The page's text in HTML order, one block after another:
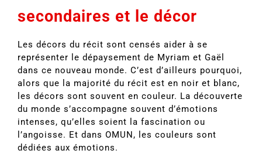
secondaires et le décor
Les décors du récit sont censés aider à se
représenter le dépaysement de Myriam et Gaël
dans ce nouveau monde. C’est d’ailleurs pourquoi,
alors que la majorité du récit est en noir et blanc,
les décors sont souvent en couleur. La découverte
du monde s’accompagne souvent d’émotions
intenses, qu’elles soient la fascination ou
l’angoisse. Et dans OMUN, les couleurs sont
dédiées aux émotions.